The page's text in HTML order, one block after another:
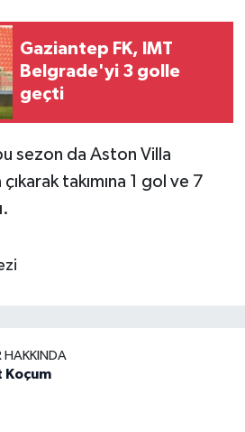
Gaziantep FK, IMT
Belgrade'yi 3 golle
geçti
sezon da Aston Villa
takımına 1 gol ve 7
HAKKINDA
Koçum